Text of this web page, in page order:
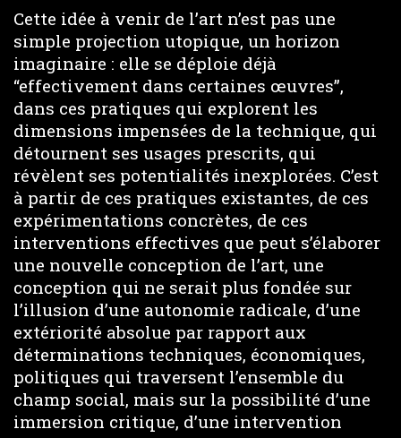
Cette idée à venir de l’art n’est pas une
simple projection utopique, un horizon
imaginaire : elle se déploie déjà
“effectivement dans certaines œuvres”,
dans ces pratiques qui explorent les
dimensions impensées de la technique, qui
détournent ses usages prescrits, qui
révèlent ses potentialités inexplorées. C’est
à partir de ces pratiques existantes, de ces
expérimentations concrètes, de ces
interventions effectives que peut s’élaborer
une nouvelle conception de l’art, une
conception qui ne serait plus fondée sur
l’illusion d’une autonomie radicale, d’une
extériorité absolue par rapport aux
déterminations techniques, économiques,
politiques qui traversent l’ensemble du
champ social, mais sur la possibilité d’une
immersion critique, d’une intervention